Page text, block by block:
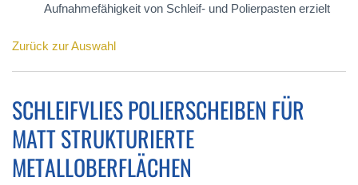
Aufnahmefähigkeit von Schleif- und Polierpasten erzielt
Zurück zur Auswahl
SCHLEIFVLIES POLIERSCHEIBEN FÜR
MATT STRUKTURIERTE
METALLOBERFLÄCHEN